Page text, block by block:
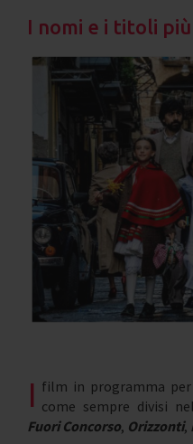
I nomi e i titoli
I film in programma per
come sempre divisi
Fuori Concorso, Orizzonti,